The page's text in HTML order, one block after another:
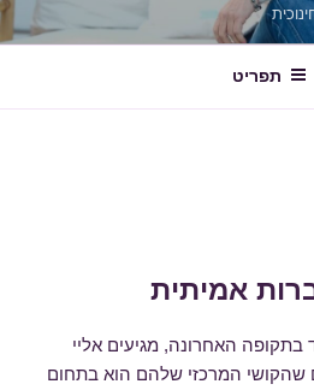
תפריט
אמיתית
בתקופה האחרונה, מגיעים אליי
שהקושי המרכזי שלהם הוא בתחום